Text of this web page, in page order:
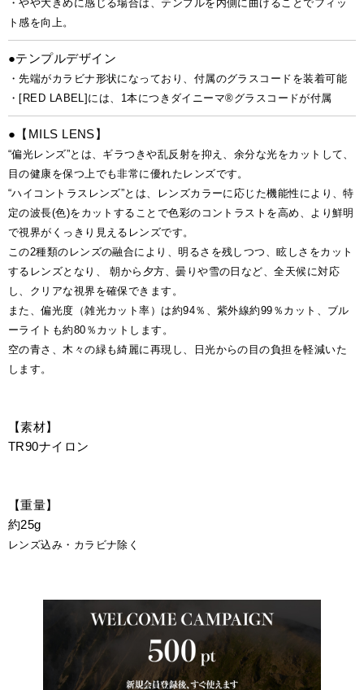
・やや大きめに感じる場合は、テンプルを内側に曲げることでフィッ
ト感を向上。
●テンプルデザイン
・先端がカラビナ形状になっており、付属のグラスコードを装着可能
・[RED LABEL]には、1本につきダイニーマ®グラスコードが付属
●【MILS LENS】
“偏光レンズ”とは、ギラつきや乱反射を抑え、余分な光をカットして、
目の健康を保つ上でも非常に優れたレンズです。
“ハイコントラスレンズ”とは、レンズカラーに応じた機能性により、特
定の波長(色)をカットすることで色彩のコントラストを高め、より鮮明
で視界がくっきり見えるレンズです。
この2種類のレンズの融合により、明るさを残しつつ、眩しさをカット
するレンズとなり、 朝から夕方、曇りや雪の日など、全天候に対応
し、クリアな視界を確保できます。
また、偏光度（雑光カット率）は約94％、紫外線約99％カット、ブル
ーライトも約80％カットします。
空の青さ、木々の緑も綺麗に再現し、日光からの目の負担を軽減いた
します。
【素材】
TR90ナイロン
【重量】
約25g
レンズ込み・カラビナ除く